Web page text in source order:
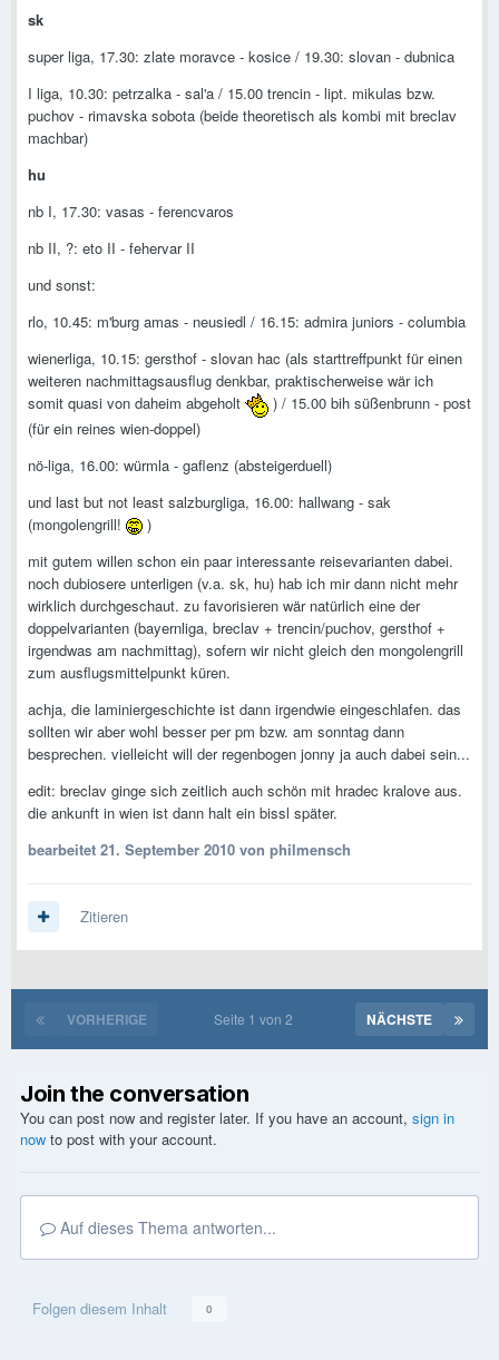
sk
super liga, 17.30: zlate moravce - kosice / 19.30: slovan - dubnica
I liga, 10.30: petrzalka - sal'a / 15.00 trencin - lipt. mikulas bzw.
puchov - rimavska sobota (beide theoretisch als kombi mit breclav
machbar)
hu
nb I, 17.30: vasas - ferencvaros
nb II, ?: eto II - fehervar II
und sonst:
rlo, 10.45: m'burg amas - neusiedl / 16.15: admira juniors - columbia
wienerliga, 10.15: gersthof - slovan hac (als starttreffpunkt für einen
weiteren nachmittagsausflug denkbar, praktischerweise wär ich
somit quasi von daheim abgeholt
) / 15.00 bih süßenbrunn - post
(für ein reines wien-doppel)
nö-liga, 16.00: würmla - gaflenz (absteigerduell)
und last but not least salzburgliga, 16.00: hallwang - sak
(mongolengrill!
)
mit gutem willen schon ein paar interessante reisevarianten dabei.
noch dubiosere unterligen (v.a. sk, hu) hab ich mir dann nicht mehr
wirklich durchgeschaut. zu favorisieren wär natürlich eine der
doppelvarianten (bayernliga, breclav + trencin/puchov, gersthof +
irgendwas am nachmittag), sofern wir nicht gleich den mongolengrill
zum ausflugsmittelpunkt küren.
achja, die laminiergeschichte ist dann irgendwie eingeschlafen. das
sollten wir aber wohl besser per pm bzw. am sonntag dann
besprechen. vielleicht will der regenbogen jonny ja auch dabei sein...
edit: breclav ginge sich zeitlich auch schön mit hradec kralove aus.
die ankunft in wien ist dann halt ein bissl später.
bearbeitet 21. September 2010 von philmensch
Zitieren
VORHERIGE NÄCHSTE
Seite 1 von 2
Join the conversation
You can post now and register later. If you have an account, sign in
now to post with your account.
Auf dieses Thema antworten...
Folgen diesem Inhalt 0